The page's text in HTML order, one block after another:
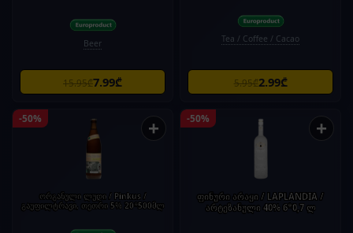
Beer
15.95₾7.99₾
Tea / Coffee / Cacao
5.95₾2.99₾
-50% +
ორგანული ლუდი / Pinkus /
გაუფილტრავი, თეთრი 5% 20*500მლ
-50% +
ფინური არაყი / LAPLANDIA /
არტეზანული 40% 6*0,7 ლ